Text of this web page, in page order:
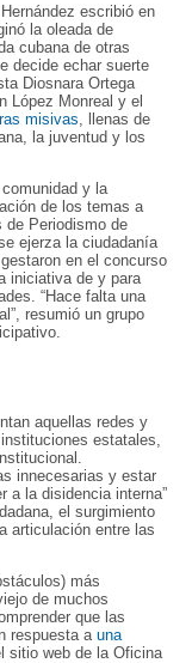
escribió en
la oleada de
cubana de otras
decide echar suerte
Diosnara Ortega
López Monreal y el
misivas , llenas de
la juventud y los
y la
de los temas a
de Periodismo de
ejerza la ciudadanía
en el concurso
iniciativa de y para
“Hace falta una
resumió un grupo
aquellas redes y
estatales,
innecesarias y estar
a la disidencia interna”
el surgimiento
articulación entre las
más
de muchos
que las
respuesta auna
sitio web de la Oficina